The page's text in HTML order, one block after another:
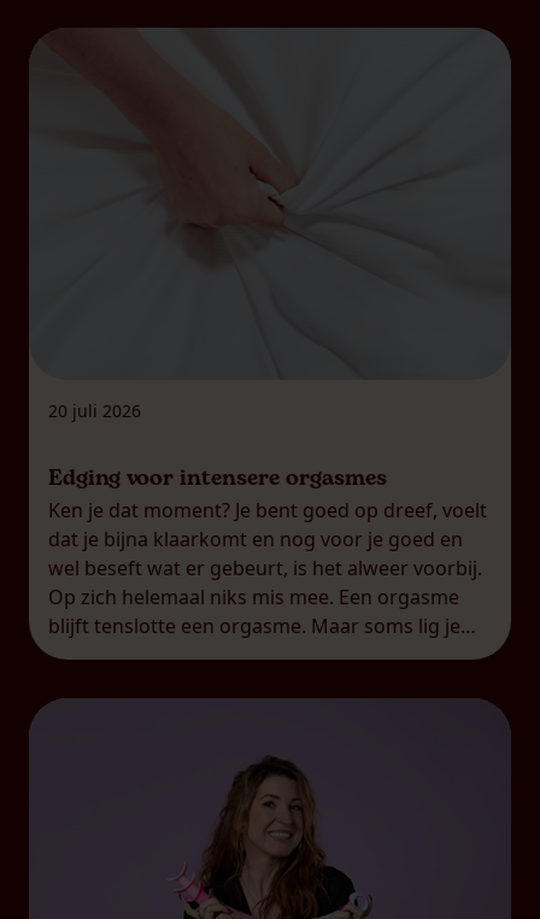
20 juli 2026
Edging voor intensere orgasmes
Ken je dat moment? Je bent goed op dreef, voelt
dat je bijna klaarkomt en nog voor je goed en
wel beseft wat er gebeurt, is het alweer voorbij.
Op zich helemaal niks mis mee. Een orgasme
blijft tenslotte een orgasme. Maar soms lig je
nadien toch met zo’n gevoel van: was dat alles?